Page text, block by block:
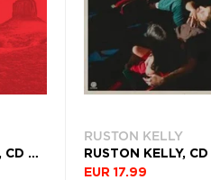
DALLAS BURROW, CD THE WAY THE WEST WAS WON
RUSTON KELLY
EUR 17.99